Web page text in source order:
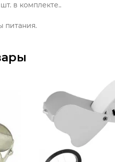
в комплекте..
питания.